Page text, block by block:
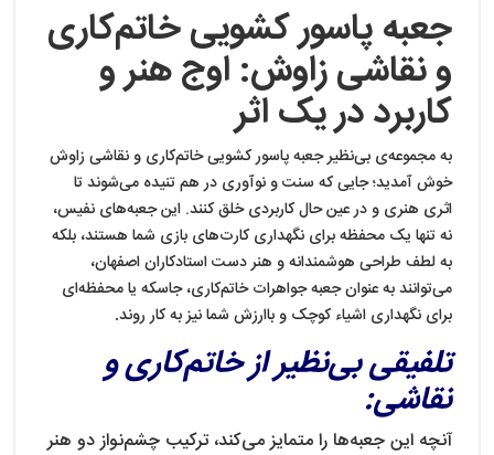
جعبه پاسور کشویی خاتم‌کاری
و نقاشی زاوش: اوج هنر و
کاربرد در یک اثر
به مجموعه‌ی بی‌نظیر جعبه پاسور کشویی خاتم‌کاری و نقاشی زاوش
خوش آمدید؛ جایی که سنت و نوآوری در هم تنیده می‌شوند تا
اثری هنری و در عین حال کاربردی خلق کنند. این جعبه‌های نفیس،
نه تنها یک محفظه برای نگهداری کارت‌های بازی شما هستند، بلکه
به لطف طراحی هوشمندانه و هنر دست استادکاران اصفهان،
می‌توانند به عنوان جعبه جواهرات خاتم‌کاری، جاسکه یا محفظه‌ای
برای نگهداری اشیاء کوچک و باارزش شما نیز به کار روند.
تلفیقی بی‌نظیر از خاتم‌کاری و
نقاشی:
آنچه این جعبه‌ها را متمایز می‌کند، ترکیب چشم‌نواز دو هنر